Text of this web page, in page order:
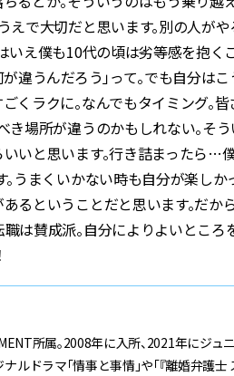
えで大切だと思います。別の人が
いえ僕も10代の頃は劣等感を抱く
違うんだろう」って。でも自分は
ラクに。なんでもタイミング。皆
き場所が違うのかもしれない。そ
いと思います。行き詰まったら…
うまくいかない時も自分が楽しか
るということだと思います。だか
は賛成派。自分によりよいところ
所属。2008年に入所、2021年にジュ
ドラマ「情事と事情」や「『離婚弁護士